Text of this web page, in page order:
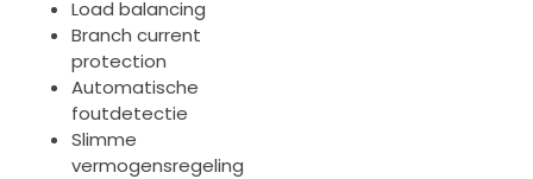
Load balancing
Branch current
protection
Automatische
foutdetectie
Slimme
vermogensregeling